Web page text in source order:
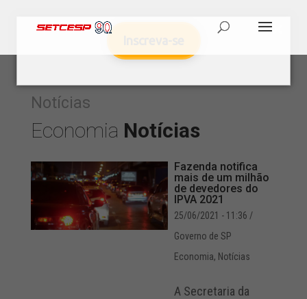
Notícias
Economia Notícias
Fazenda notifica
mais de um milhão
de devedores do
IPVA 2021
25/06/2021 - 11:36 /
Governo de SP
Economia, Notícias
A Secretaria da